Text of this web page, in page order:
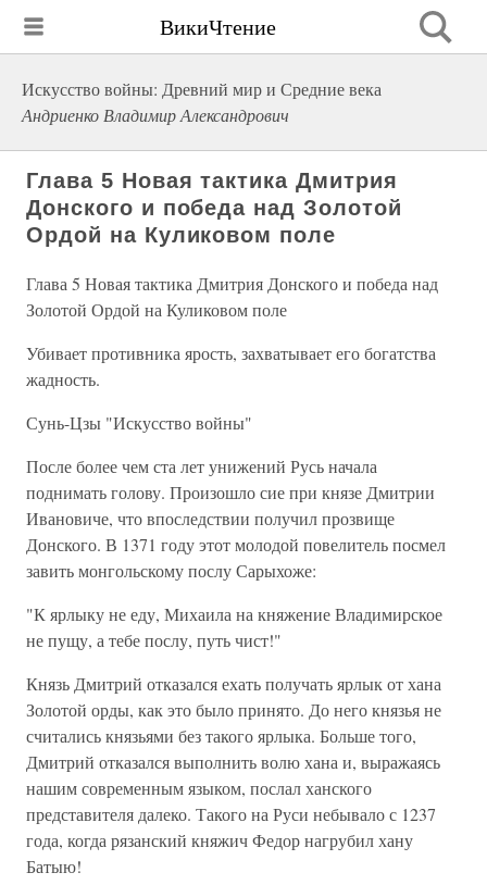
ВикиЧтение
Искусство войны: Древний мир и Средние века
Андриенко Владимир Александрович
Глава 5 Новая тактика Дмитрия
Донского и победа над Золотой
Ордой на Куликовом поле
Глава 5 Новая тактика Дмитрия Донского и победа над
Золотой Ордой на Куликовом поле
Убивает противника ярость, захватывает его богатства
жадность.
Сунь-Цзы "Искусство войны"
После более чем ста лет унижений Русь начала
поднимать голову. Произошло сие при князе Дмитрии
Ивановиче, что впоследствии получил прозвище
Донского. В 1371 году этот молодой повелитель посмел
завить монгольскому послу Сарыхоже:
"К ярлыку не еду, Михаила на княжение Владимирское
не пущу, а тебе послу, путь чист!"
Князь Дмитрий отказался ехать получать ярлык от хана
Золотой орды, как это было принято. До него князья не
считались князьями без такого ярлыка. Больше того,
Дмитрий отказался выполнить волю хана и, выражаясь
нашим современным языком, послал ханского
представителя далеко. Такого на Руси небывало с 1237
года, когда рязанский княжич Федор нагрубил хану
Батыю!